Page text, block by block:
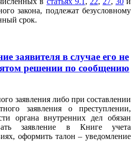
закона, подлежат безусловному
срок.
заявителя в случае его не
решении по сообщению
заявления либо при составлении
заявления о преступлении,
органа внутренних дел обязан
заявление в Книге учета
оформить талон – уведомление